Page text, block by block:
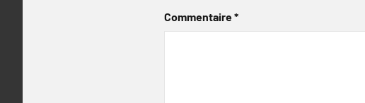
Commentaire*